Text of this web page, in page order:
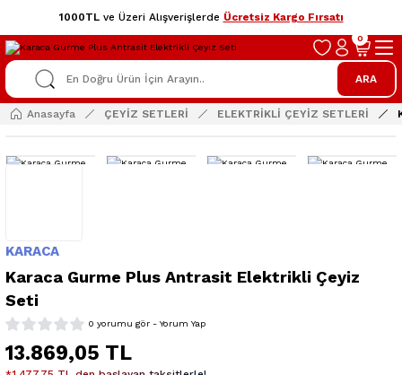
1000TLve Üzeri Alışverişlerde Ücretsiz Kargo Fırsatı
ARA
0
Anasayfa ÇEYİZ SETLERİ ELEKTRİKLİ ÇEYİZ SETLERİ
KARACA
Karaca Gurme Plus Antrasit Elektrikli Çeyiz
Seti
0 yorumu gör - Yorum Yap
13.869,05 TL